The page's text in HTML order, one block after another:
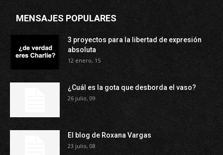
MENSAJES POPULARES
3 proyectos para la libertad de expresión
absoluta
12 enero, 15
¿Cuál es la gota que desborda el vaso?
26 julio, 09
El blog de Roxana Vargas
23 julio, 08